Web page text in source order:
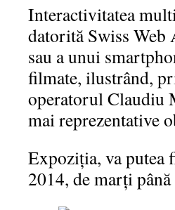
Interactivitatea
datorită Swiss
sau a unui
filmate, ilustrând,
operatorul Claudiu
mai reprezentative
Expoziția, va putea
2014, de marți